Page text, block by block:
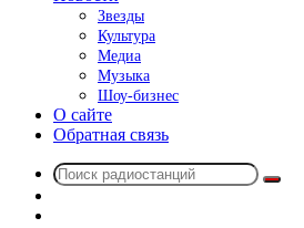
Звезды
Культура
Медиа
Музыка
Шоу-бизнес
О сайте
Обратная связь
Поиск